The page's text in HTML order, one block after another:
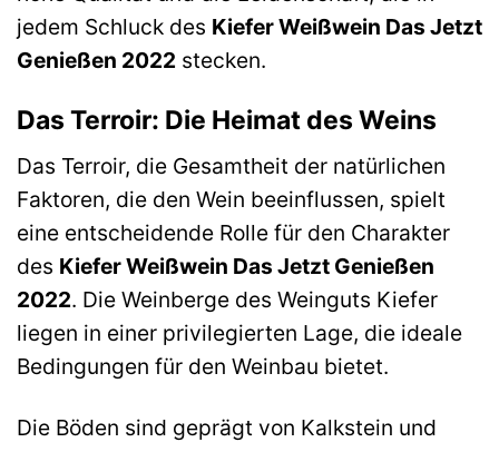
jedem Schluck des Kiefer Weißwein Das Jetzt
Genießen 2022 stecken.
Das Terroir: Die Heimat des Weins
Das Terroir, die Gesamtheit der natürlichen
Faktoren, die den Wein beeinflussen, spielt
eine entscheidende Rolle für den Charakter
des Kiefer Weißwein Das Jetzt Genießen
2022. Die Weinberge des Weinguts Kiefer
liegen in einer privilegierten Lage, die ideale
Bedingungen für den Weinbau bietet.
Die Böden sind geprägt von Kalkstein und